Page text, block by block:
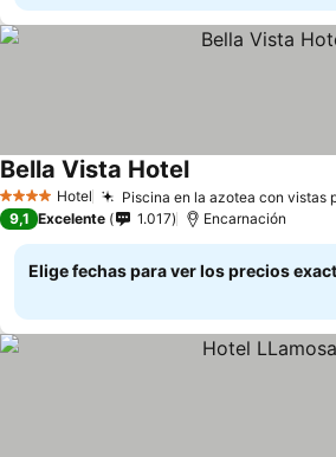
4 EstrellasHotel Piscina en la azotea con vistas
Bella Vista Hotel
9,1 Excelente 1.017 Encarnación
Elige fechas para ver los precios